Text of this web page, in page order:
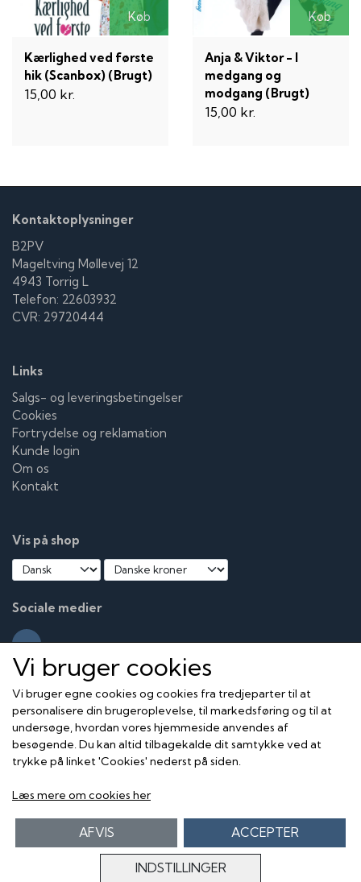
Køb
Kærlighed ved første
hik (Scanbox) (Brugt)
15,00 kr.
Køb
Anja & Viktor - I
medgang og
modgang (Brugt)
15,00 kr.
Kontaktoplysninger
B2PV
Mageltving Møllevej 12
4943 Torrig L
Telefon: 22603932
CVR: 29720444
Links
Salgs- og leveringsbetingelser
Cookies
Fortrydelse og reklamation
Kunde login
Om os
Kontakt
Vis på shop
Sociale medier
Vi bruger cookies
Vi bruger egne cookies og cookies fra tredjeparter til at
personalisere din brugeroplevelse, til markedsføring og til at
undersøge, hvordan vores hjemmeside anvendes af
besøgende. Du kan altid tilbagekalde dit samtykke ved at
trykke på linket 'Cookies' nederst på siden.
Læs mere om cookies her
INDSTILLINGER
AFVIS ACCEPTER